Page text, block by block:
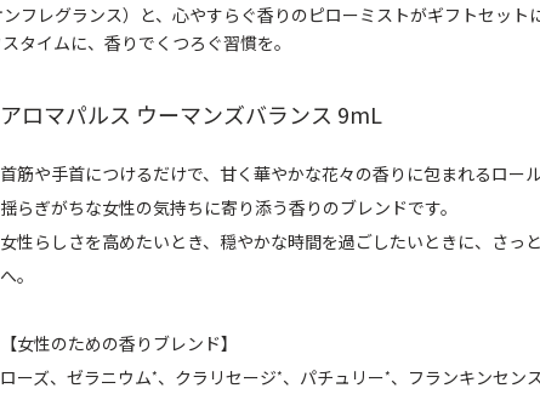
フレグランス）と、心やすらぐ香りのピローミストがギフトセットに
タイムに、香りでくつろぐ習慣を。
アロマパルス ウーマンズバランス 9mL
首筋や手首につけるだけで、甘く華やかな花々の香りに包まれるロー
揺らぎがちな女性の気持ちに寄り添う香りのブレンドです。
女性らしさを高めたいとき、穏やかな時間を過ごしたいときに、さっ
へ。
【女性のための香りブレンド】
ローズ、ゼラニウム*、クラリセージ*、パチュリー*、フランキンセンス